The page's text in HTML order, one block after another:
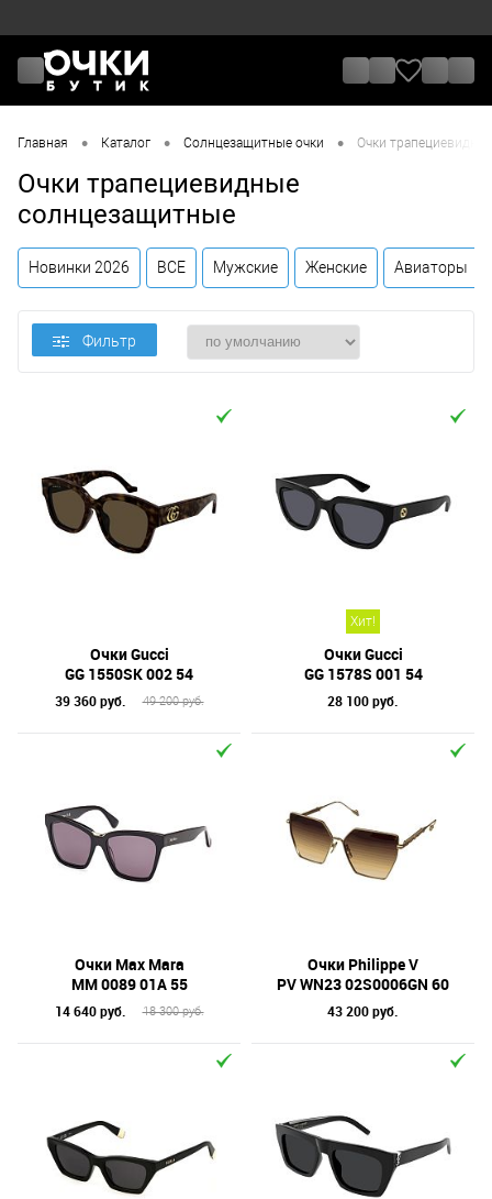
Главная • Каталог • Солнцезащитные очки • Очки
Очки трапециевидные
солнцезащитные
Новинки 2026 ВСЕ Мужские Женские Авиаторы
Цена
Назначение / Пол
Отметки
Материал линз
Форма оправы
Цвет оправы
Технология оптики
Фильтр
Очки Gucci
GG 1550SK 002 54
39 360 руб. 49 200 руб.
Хит!
Очки Gucci
GG 1578S 001 54
28 100 руб.
Очки Max Mara
MM 0089 01A 55
14 640 руб. 18 300 руб.
Очки Philippe V
PV WN23 02S0006GN 60
43 200 руб.